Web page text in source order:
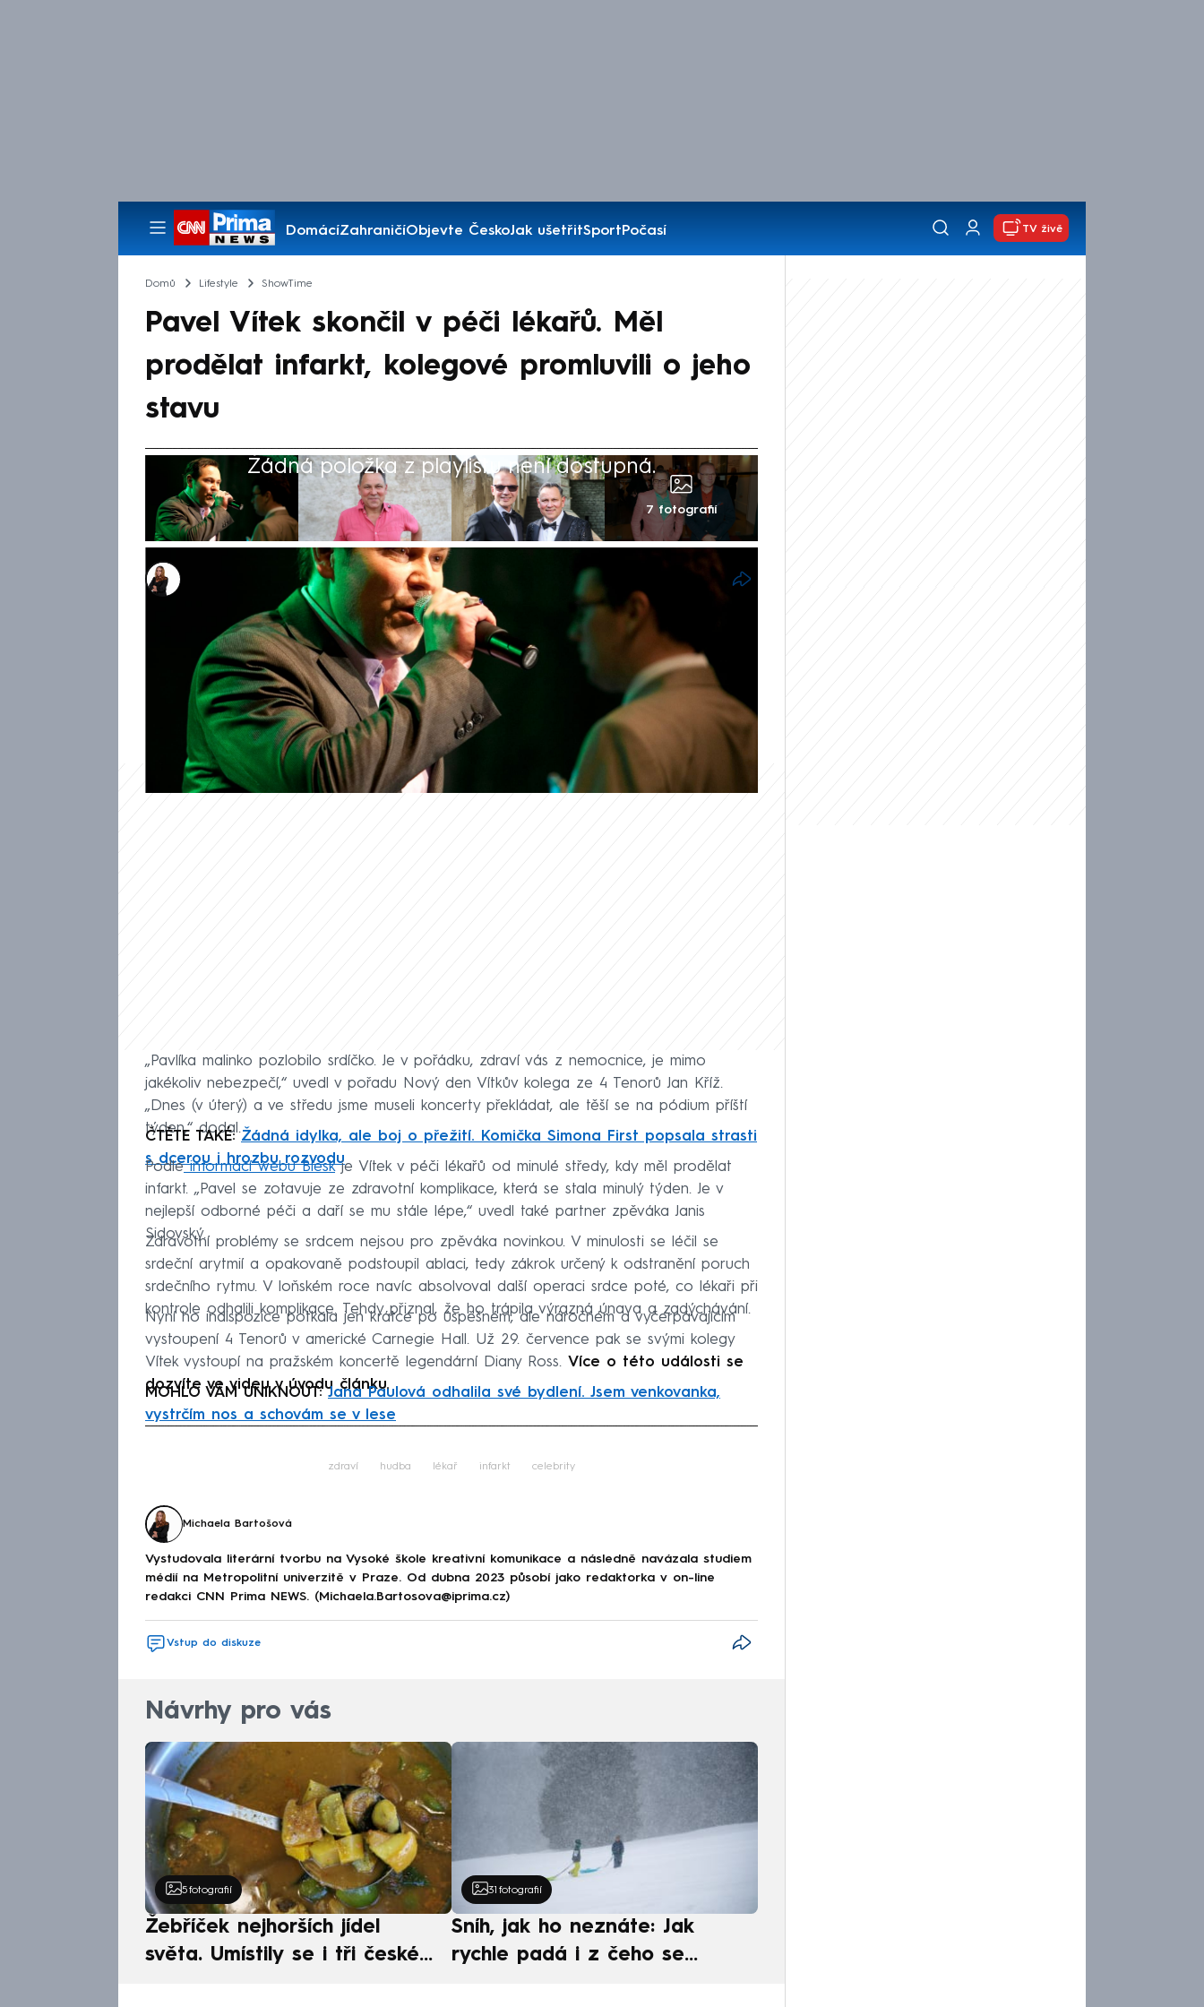
DomácíZahraničíObjevte ČeskoJak ušetřitSportPočasí
Pořady
TV živě
Domů Lifestyle ShowTime
Pavel Vítek skončil v péči lékařů. Měl
prodělat infarkt, kolegové promluvili o jeho
stavu
Žádná položka z playlistu není dostupná.
7 fotografií
Michaela Bartošová
9. čvn 2026, 12:34
Zpráva o zdravotních problémech oblíbeného zpěváka Pavla Vítka
vyvolala mezi fanoušky velké obavy. Třiašedesátiletý umělec je od
minulého týdne v péči lékařů a kvůli svému stavu musel přerušit
pracovní aktivity. Jeho kolegové ze seskupení 4 Tenoři v pořadu Nový
den prozradili, že důvodem jsou problémy se srdcem.
„Pavlíka malinko pozlobilo srdíčko. Je v pořádku, zdraví vás z nemocnice, je mimo
jakékoliv nebezpečí,“ uvedl v pořadu Nový den Vítkův kolega ze 4 Tenorů Jan Kříž.
„Dnes (v úterý) a ve středu jsme museli koncerty překládat, ale těší se na pódium příští
týden,“ dodal.
ČTĚTE TAKÉ:Žádná idylka, ale boj o přežití. Komička Simona First popsala strasti
s dcerou i hrozbu rozvodu
Podleinformací webu Bleskje Vítek v péči lékařů od minulé středy, kdy měl prodělat
infarkt. „Pavel se zotavuje ze zdravotní komplikace, která se stala minulý týden. Je v
nejlepší odborné péči a daří se mu stále lépe,“ uvedl také partner zpěváka Janis
Sidovský.
Zdravotní problémy se srdcem nejsou pro zpěváka novinkou. V minulosti se léčil se
srdeční arytmií a opakovaně podstoupil ablaci, tedy zákrok určený k odstranění poruch
srdečního rytmu. V loňském roce navíc absolvoval další operaci srdce poté, co lékaři při
kontrole odhalili komplikace. Tehdy přiznal, že ho trápila výrazná únava a zadýchávání.
Nyní ho indispozice potkala jen krátce po úspěšném, ale náročném a vyčerpávajícím
vystoupení 4 Tenorů v americké Carnegie Hall. Už 29. července pak se svými kolegy
Vítek vystoupí na pražském koncertě legendární Diany Ross. Více o této události se
dozvíte ve videu v úvodu článku.
MOHLO VÁM UNIKNOUT:Jana Paulová odhalila své bydlení. Jsem venkovanka,
vystrčím nos a schovám se v lese
zdraví hudba lékař infarkt celebrity
Michaela Bartošová
Vystudovala literární tvorbu na Vysoké škole kreativní komunikace a následně navázala studiem
médií na Metropolitní univerzitě v Praze. Od dubna 2023 působí jako redaktorka v on-line
redakci CNN Prima NEWS. (Michaela.Bartosova@iprima.cz)
Vstup do diskuze
Návrhy pro vás
5 fotografií
Žebříček nejhorších jídel
světa. Umístily se i tři české
31 fotografií
Sníh, jak ho neznáte: Jak
rychle padá i z čeho se